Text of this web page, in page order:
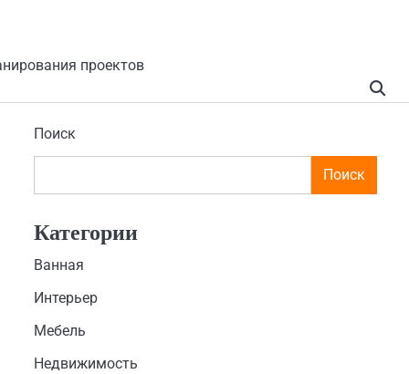
проектов
Поиск
Поиск
Категории
Ванная
Интерьер
Мебель
Недвижимость